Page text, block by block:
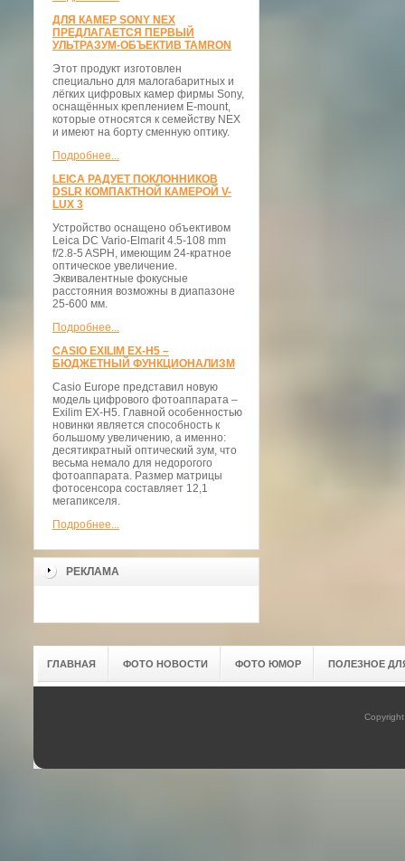
ДЛЯ КАМЕР SONY NEX
ПРЕДЛАГАЕТСЯ ПЕРВЫЙ
УЛЬТРАЗУМ-ОБЪЕКТИВ TAMRON
Этот продукт изготовлен
специально для малогабаритных и
лёгких цифровых камер фирмы Sony,
оснащённых креплением E-mount,
которые относятся к семейству NEX
и имеют на борту сменную оптику.
Подробнее...
LEICA РАДУЕТ ПОКЛОННИКОВ
DSLR КОМПАКТНОЙ КАМЕРОЙ V-
LUX 3
Устройство оснащено объективом
Leica DC Vario-Elmarit 4.5-108 mm
f/2.8-5 ASPH, имеющим 24-кратное
оптическое увеличение.
Эквивалентные фокусные
расстояния возможны в диапазоне
25-600 мм.
Подробнее...
CASIO EXILIM EX-H5 –
БЮДЖЕТНЫЙ ФУНКЦИОНАЛИЗМ
Casio Europe представил новую
модель цифрового фотоаппарата –
Exilim EX-H5. Главной особенностью
новинки является способность к
большому увеличению, а именно:
десятикратный оптический зум, что
весьма немало для недорогого
фотоаппарата. Размер матрицы
фотосенсора составляет 12,1
мегапикселя.
Подробнее...
РЕКЛАМА
ГЛАВНАЯ ФОТО НОВОСТИ ФОТО ЮМОР ПОЛЕЗНОЕ